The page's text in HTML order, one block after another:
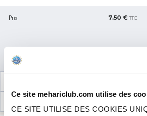
Ce site mehariclub.com utilise des
CE SITE UTILISE DES COOKIES
Prix 7.50 € TTC